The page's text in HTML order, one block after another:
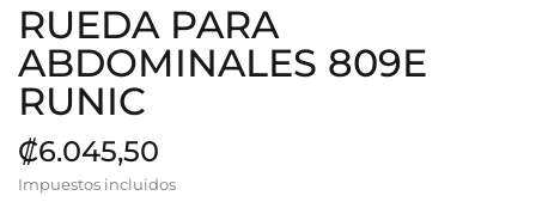
RUEDA PARA
ABDOMINALES 809E
RUNIC
₡6.045,50
Impuestos incluidos